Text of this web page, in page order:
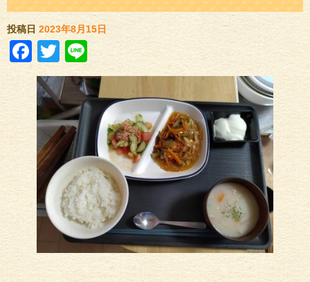
投稿日 2023年8月15日
Facebook
Twitter
Line